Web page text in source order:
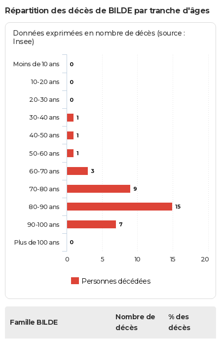
Répartition des décès de BILDE par tranche d'âges
Données exprimées en nombre de décès (source :
Insee)
0
0
0
1
1
1
3
9
15
7
0
Personnes décédées
Moins de 10 ans
10-20 ans
20-30 ans
30-40 ans
40-50 ans
50-60 ans
60-70 ans
70-80 ans
80-90 ans
90-100 ans
Plus de 100 ans
0 5 10 15 20
Famille BILDE
Nombre de
décès
% des
décès